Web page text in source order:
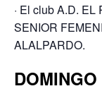
· El club A.D.
SENIOR
ALALPARDO.